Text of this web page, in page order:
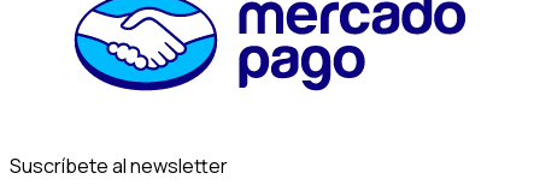
Suscríbete al newsletter